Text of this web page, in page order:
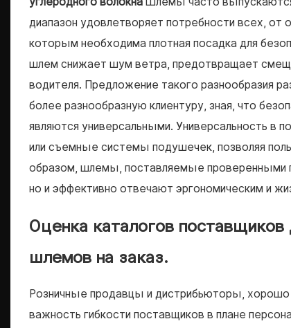
диапазон удовлетворяет потребности всех,
которым необходима плотная посадка для
шлем снижает шум ветра, предотвращает
водителя. Предложение такого разнообразия
более разнообразную клиентуру, зная, что
являются универсальными. Универсальность в
или съемные системы подушечек, позволяя
образом, шлемы, поставляемые проверенными
но и эффективно отвечают эргономическим и
Оценка каталогов поставщиков
шлемов на заказ.
Розничные продавцы и дистрибьюторы,
важность гибкости поставщиков в плане